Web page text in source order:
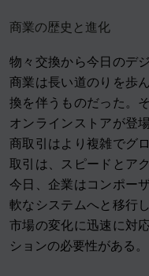
商業の歴史と進化
物々交換から今日のデ
商業は長い道のりを歩
換を伴うものだった。
オンラインストアが登
商取引はより複雑でグ
取引は、スピードとア
今日、企業はコンポー
軟なシステムへと移行
市場の変化に迅速に対
ションの必要性がある。